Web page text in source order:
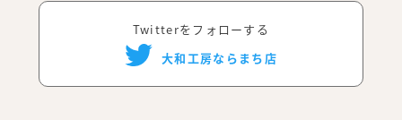
Twitterをフォローする
大和工房ならまち店